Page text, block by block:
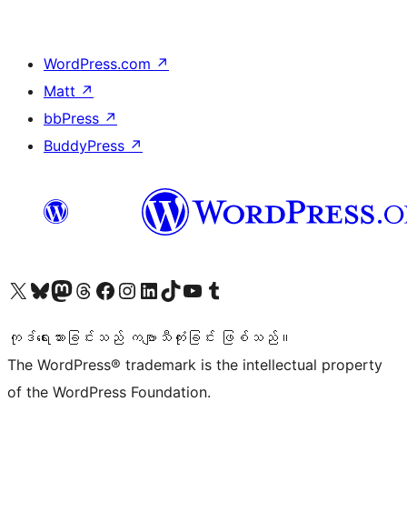
WordPress.com ↗
Matt ↗
bbPress ↗
BuddyPress ↗
ကျွန်ုပ်တို့၏ X (ယခင် Twitter) အကောင့်သို့ သွားရောက်ကြည့်ရှုပါကျွန်ုပ်တို့၏ Bluesky အကောင့်သို့ ဝင်ရောက်ကြည့်ရှုရန်
ကျွန်ုပ်တို့၏ Mastodon အကောင့်သို့ သွားရောက်ကြည့်ရှုပါကျွန်ုပ်တို့၏ Threads အကောင့်သို့ ဝင်ရောက်ကြည့်ရှုရန်
ကျွန်ုပ်တို့၏ Facebook စာမျက်နှာသို့ သွားရောက်ကြည့်ရှုပါကျွန်ုပ်တို့၏ Instagram အကောင့်သို့ သွားရောက်ကြည့်ရှုပါ ကျွန်ုပ်တို့၏ LinkedIn အကောင့်သို့ သွားရောက်ကြည့်ရှုပါကျွန်ုပ်တို့၏ TikTok အကောင့်သို့ ဝင်ရောက်ကြည့်ရှုရန်
ကျွန်ုပ်တို့၏ YouTube ချန်နယ်သို့ သွားရောက်ကြည့်ရှုပါ ကျွန်ုပ်တို့၏ Tumblr အကောင့်သို့ ဝင်ရောက်ကြည့်ရှုရန်
ကုဒ်ရေးသားခြင်းသည် ကဗျာသီကုံးခြင်း ဖြစ်သည်။
The WordPress® trademark is the intellectual property
of the WordPress Foundation.